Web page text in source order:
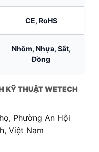
CE, RoHS
Nhôm, Nhựa, Sắt,
Đồng
KỸ THUẬT WETECH
Phường An Hội
Việt Nam